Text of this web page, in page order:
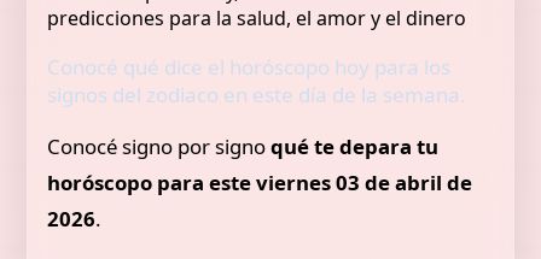
Conocé qué dice el horóscopo hoy para los
signos del zodiaco en este día de la semana.
Conocé signo por signoqué te depara tu
horóscopo para este viernes 03 de abril de
2026.